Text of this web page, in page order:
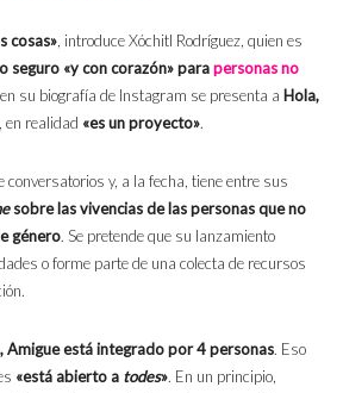
cosas», introduce Xóchitl Rodríguez, quien es
seguro «y con corazón» parapersonas no
su biografía de Instagram se presenta a Hola,
en realidad «es un proyecto».
conversatorios y, a la fecha, tiene entre sus
sobre las vivencias de las personas que no
género. Se pretende que su lanzamiento
o forme parte de una colecta de recursos
Amigue está integrado por 4 personas. Eso
«está abierto a todes». En un principio,